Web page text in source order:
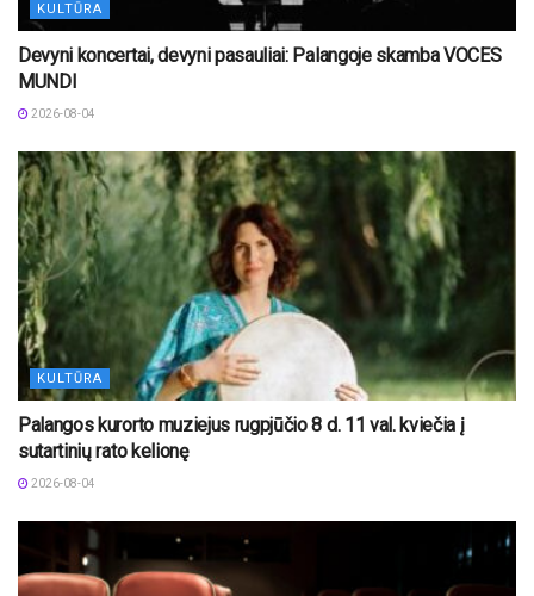
KULTŪRA
Devyni koncertai, devyni pasauliai: Palangoje skamba VOCES
MUNDI
2026-08-04
KULTŪRA
Palangos kurorto muziejus rugpjūčio 8 d. 11 val. kviečia į
sutartinių rato kelionę
2026-08-04